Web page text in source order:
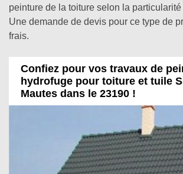
peinture de la toiture selon la
Une demande de devis pour ce type de
frais.
Confiez pour vos travaux de
hydrofuge pour toiture et tuile
Mautes dans le 23190 !